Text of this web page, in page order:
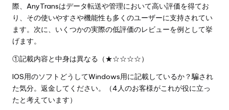
際、AnyTransはデータ転送や管理において高い評価を得てお
り、その使いやすさや機能性も多くのユーザーに支持されてい
ます。次に、いくつかの実際の低評価のレビューを例として挙
げます。
①記載内容と中身は異なる（★☆☆☆☆）
IOS用のソフトどうしてWindows用に記載しているか？騙され
た気分。返金してください。（4人のお客様がこれが役に立っ
たと考えています）